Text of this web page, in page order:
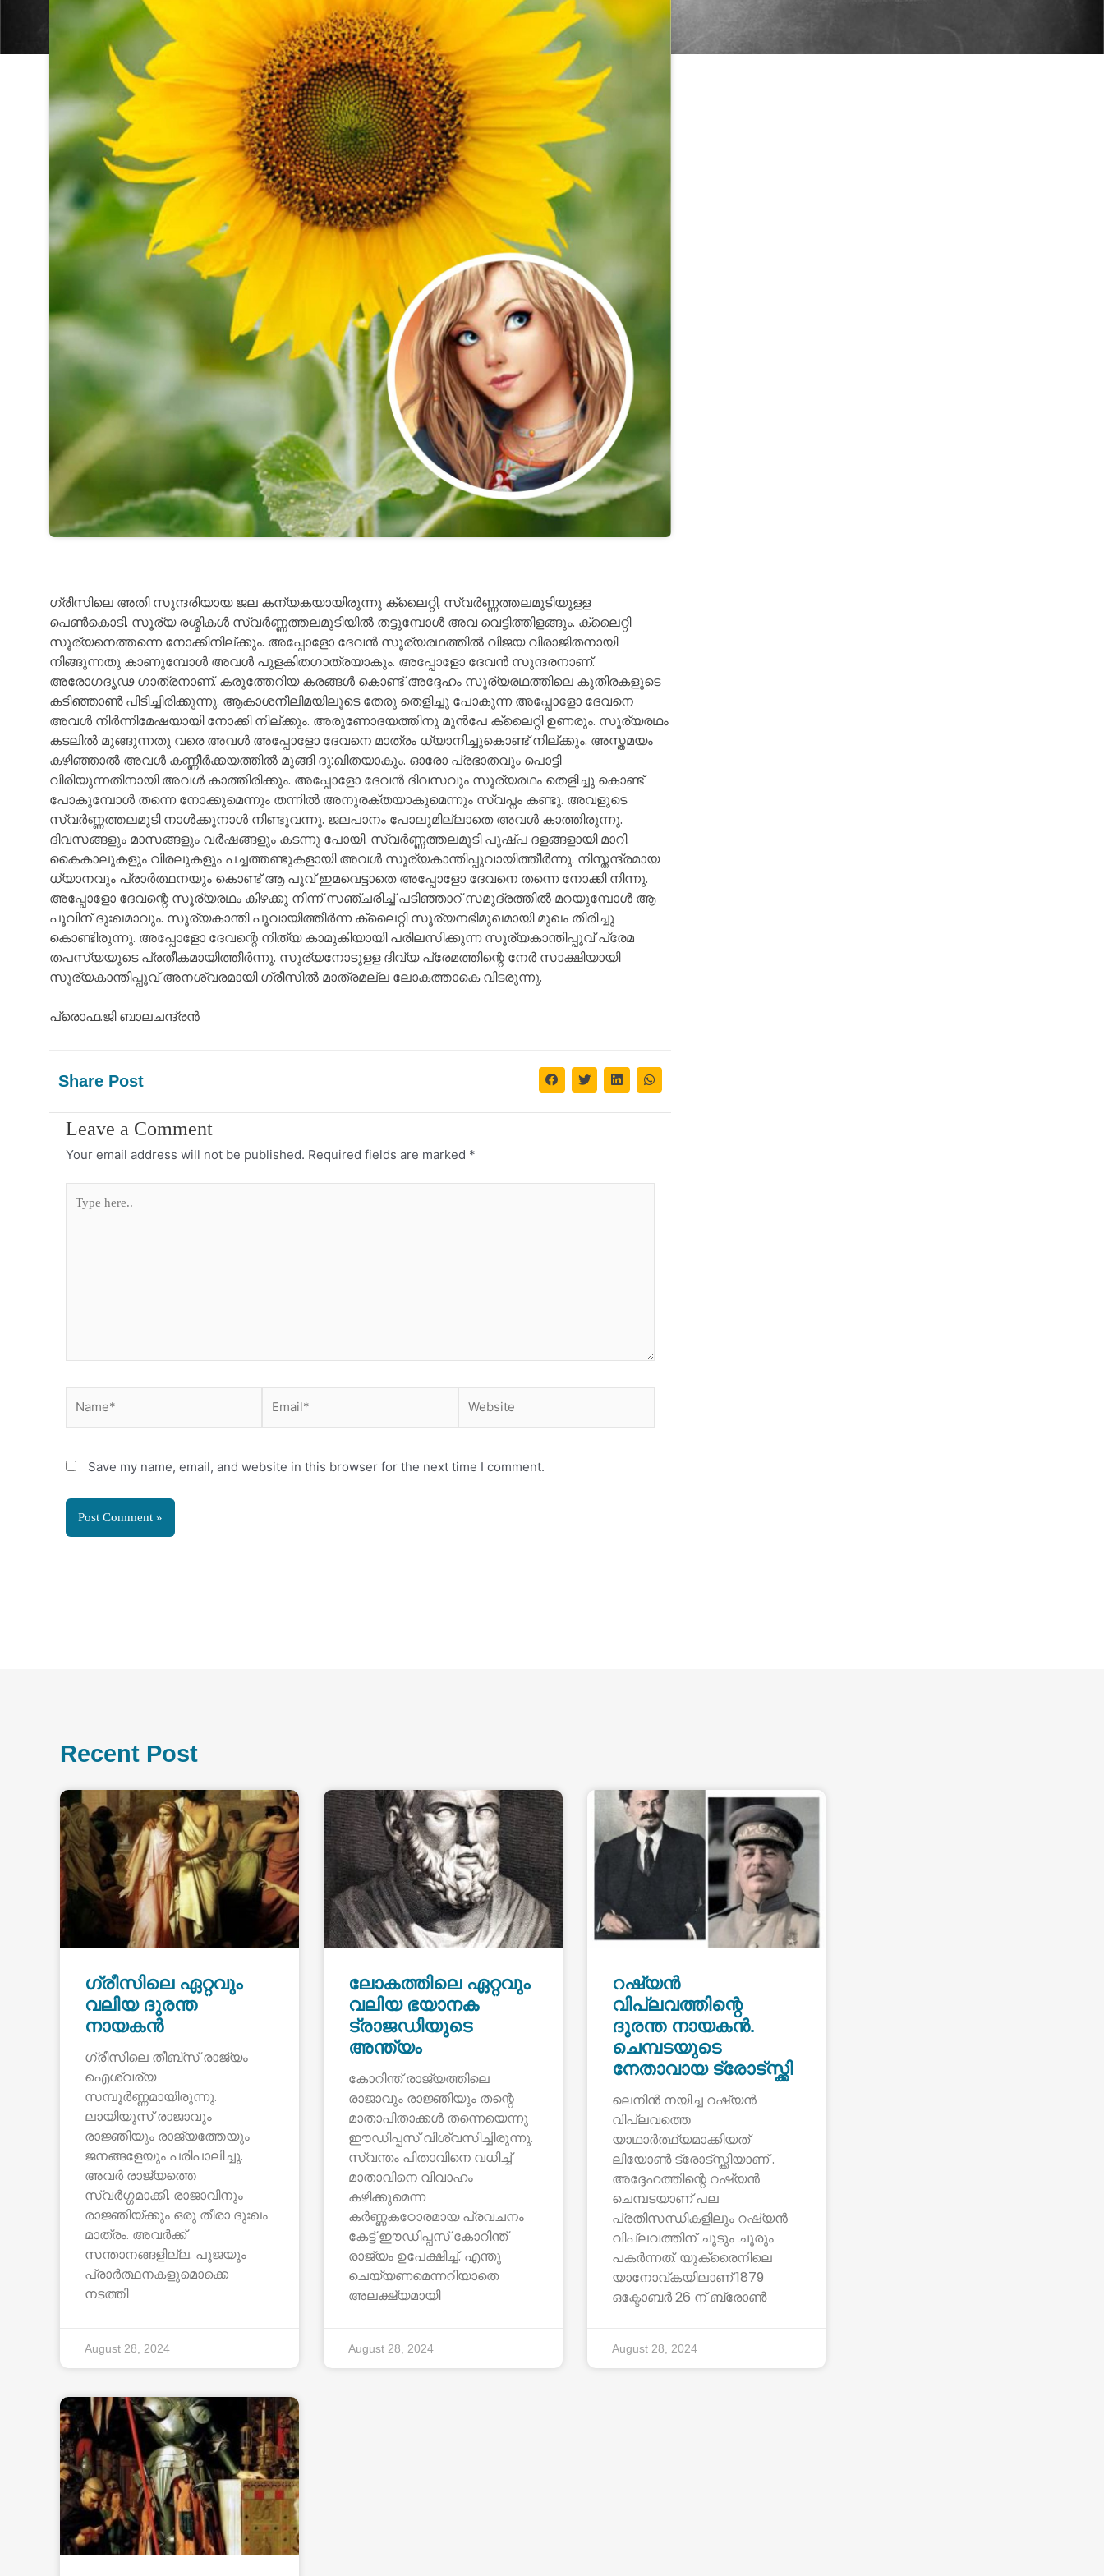
ഗ്രീസിലെ അതി സുന്ദരിയായ ജല കന്യകയായിരുന്നു ക്ലൈറ്റി, സ്വർണ്ണത്തലമുടിയുളള
പെൺകൊടി. സൂര്യ രശ്മികൾ സ്വർണ്ണത്തലമുടിയിൽ തട്ടുമ്പോൾ അവ വെട്ടിത്തിളങ്ങും. ക്ലൈറ്റി
സൂര്യനെത്തന്നെ നോക്കിനില്ക്കും. അപ്പോളോ ദേവൻ സൂര്യരഥത്തിൽ വിജയ വിരാജിതനായി
നിങ്ങുന്നതു കാണുമ്പോൾ അവൾ പുളകിതഗാത്രയാകും. അപ്പോളോ ദേവൻ സുന്ദരനാണ്.
അരോഗദൃഢ ഗാത്രനാണ്. കരുത്തേറിയ കരങ്ങൾ കൊണ്ട് അദ്ദേഹം സൂര്യരഥത്തിലെ കുതിരകളുടെ
കടിഞ്ഞാൺ പിടിച്ചിരിക്കുന്നു. ആകാശനീലിമയിലൂടെ തേരു തെളിച്ചു പോകുന്ന അപ്പോളോ ദേവനെ
അവൾ നിർന്നിമേഷയായി നോക്കി നില്ക്കും. അരുണോദയത്തിനു മുൻപേ ക്ലൈറ്റി ഉണരും. സൂര്യരഥം
കടലിൽ മുങ്ങുന്നതു വരെ അവൾ അപ്പോളോ ദേവനെ മാത്രം ധ്യാനിച്ചുകൊണ്ട് നില്ക്കും. അസ്തമയം
കഴിഞ്ഞാൽ അവൾ കണ്ണീർക്കയത്തിൽ മുങ്ങി ദു:ഖിതയാകും. ഓരോ പ്രഭാതവും പൊട്ടി
വിരിയുന്നതിനായി അവൾ കാത്തിരിക്കും. അപ്പോളോ ദേവൻ ദിവസവും സൂര്യരഥം തെളിച്ചു കൊണ്ട്
പോകുമ്പോൾ തന്നെ നോക്കുമെന്നും തന്നിൽ അനുരക്തയാകുമെന്നും സ്വപ്നം കണ്ടു. അവളുടെ
സ്വർണ്ണത്തലമുടി നാൾക്കുനാൾ നിണ്ടുവന്നു. ജലപാനം പോലുമില്ലാതെ അവൾ കാത്തിരുന്നു.
ദിവസങ്ങളും മാസങ്ങളും വർഷങ്ങളും കടന്നു പോയി. സ്വർണ്ണത്തലമൂടി പുഷ്പ ദളങ്ങളായി മാറി.
കൈകാലുകളും വിരലുകളും പച്ചത്തണ്ടുകളായി അവൾ സൂര്യകാന്തിപ്പുവായിത്തീർന്നു. നിസ്തന്ദ്രമായ
ധ്യാനവും പ്രാർത്ഥനയും കൊണ്ട് ആ പൂവ് ഇമവെട്ടാതെ അപ്പോളോ ദേവനെ തന്നെ നോക്കി നിന്നു.
അപ്പോളോ ദേവന്റെ സൂര്യരഥം കിഴക്കു നിന്ന് സഞ്ചരിച്ച് പടിഞ്ഞാറ് സമുദ്രത്തിൽ മറയുമ്പോൾ ആ
പൂവിന് ദുഃഖമാവും. സൂര്യകാന്തി പൂവായിത്തീർന്ന ക്ലൈറ്റി സൂര്യനഭിമുഖമായി മുഖം തിരിച്ചു
കൊണ്ടിരുന്നു. അപ്പോളോ ദേവന്റെ നിത്യ കാമുകിയായി പരിലസിക്കുന്ന സൂര്യകാന്തിപ്പൂവ് പ്രേമ
തപസ്യയുടെ പ്രതീകമായിത്തീർന്നു. സൂര്യനോടുളള ദിവ്യ പ്രേമത്തിന്റെ നേർ സാക്ഷിയായി
സൂര്യകാന്തിപ്പൂവ് അനശ്വരമായി ഗ്രീസിൽ മാത്രമല്ല ലോകത്താകെ വിടരുന്നു.
പ്രൊഫ.ജി ബാലചന്ദ്രൻ
Share Post
Leave a Comment
Your email address will not be published. Required fields are marked *
here..
Save my name, email, and website in this browser for the next time I comment.
Recent Post
ഗ്രീസിലെ ഏറ്റവും
വലിയ ദുരന്ത
നായകൻ
ഗ്രീസിലെ തീബ്സ് രാജ്യം
ഐശ്വര്യ
സമ്പൂർണ്ണമായിരുന്നു.
ലായിയൂസ് രാജാവും
രാജ്ഞിയും രാജ്യത്തേയും
ജനങ്ങളേയും പരിപാലിച്ചു.
അവർ രാജ്യത്തെ
സ്വർഗ്ഗമാക്കി. രാജാവിനും
രാജ്ഞിയ്ക്കും ഒരു തീരാ ദുഃഖം
മാത്രം. അവർക്ക്
സന്താനങ്ങളില്ല. പൂജയും
പ്രാർത്ഥനകളുമൊക്കെ
നടത്തി
August 28, 2024
ലോകത്തിലെ ഏറ്റവും
വലിയ ഭയാനക
ട്രാജഡിയുടെ
അന്ത്യം
കോറിന്ത് രാജ്യത്തിലെ
രാജാവും രാജ്ഞിയും തന്റെ
മാതാപിതാക്കൾ തന്നെയെന്നു
ഈഡിപ്പസ് വിശ്വസിച്ചിരുന്നു.
സ്വന്തം പിതാവിനെ വധിച്ച്
മാതാവിനെ വിവാഹം
കഴിക്കുമെന്ന
കർണ്ണകഠോരമായ പ്രവചനം
കേട്ട് ഈഡിപ്പസ് കോറിന്ത്
രാജ്യം ഉപേക്ഷിച്ച്. എന്തു
ചെയ്യണമെന്നറിയാതെ
അലക്ഷ്യമായി
August 28, 2024
റഷ്യൻ
വിപ്ലവത്തിന്റെ
ദുരന്ത നായകൻ.
ചെമ്പടയുടെ
നേതാവായ ട്രോട്സ്ക്കി
ലെനിൻ നയിച്ച റഷ്യൻ
വിപ്ലവത്തെ
യാഥാർത്ഥ്യമാക്കിയത്
ലിയോൺ ട്രോട്സ്ക്കിയാണ് .
അദ്ദേഹത്തിന്റെ റഷ്യൻ
ചെമ്പടയാണ് പല
പ്രതിസന്ധികളിലും റഷ്യൻ
വിപ്ലവത്തിന് ചൂടും ചൂരും
പകർന്നത്. യുക്രൈനിലെ
യാനോവ്കയിലാണ് 1879
ഒക്ടോബർ 26 ന് ബ്രോൺ
August 28, 2024